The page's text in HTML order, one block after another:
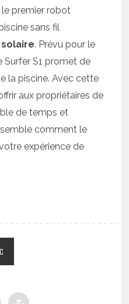
le premier robot
sans fil
solaire. Prévu pour le
Surfer S1 promet de
la piscine. Avec cette
aux propriétaires de
de temps et
comment le
expérience de